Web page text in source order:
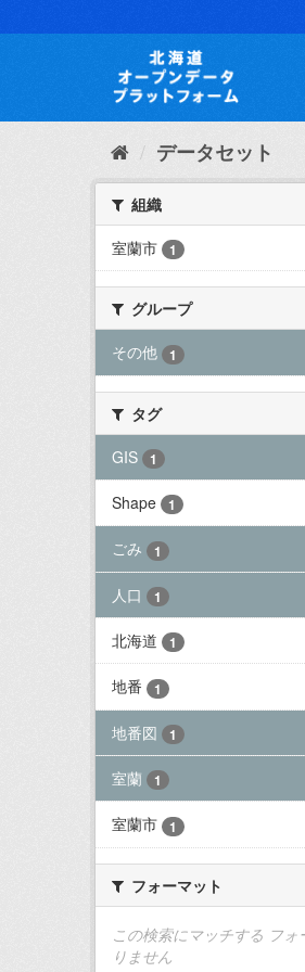
キ
て
データセット
組織
室蘭市
1
グループ
その他
1
タグ
GIS
1
Shape 1
ごみ 1
人口 1
北海道 1
地番 1
地番図 1
室蘭 1
室蘭市 1
フォーマット
この検索にマッチする フ
りません